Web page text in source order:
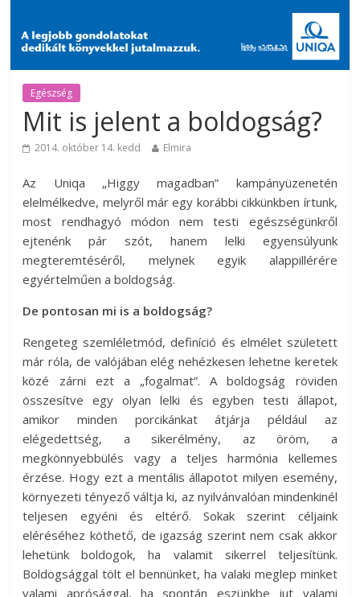
Egészség
Mit is jelent a boldogság?
2014. október 14. kedd Elmira
Az Uniqa „Higgy magadban” kampányüzenetén
elelmélkedve, melyről már egy korábbi cikkünkben írtunk,
most rendhagyó módon nem testi egészségünkről
ejtenénk pár szót, hanem lelki egyensúlyunk
megteremtéséről, melynek egyik alappillérére
egyértelműen a boldogság.
De pontosan mi is a boldogság?
Rengeteg szemléletmód, definíció és elmélet született
már róla, de valójában elég nehézkesen lehetne keretek
közé zárni ezt a „fogalmat”. A boldogság röviden
összesítve egy olyan lelki és egyben testi állapot,
amikor minden porcikánkat átjárja például az
elégedettség, a sikerélmény, az öröm, a
megkönnyebbülés vagy a teljes harmónia kellemes
érzése. Hogy ezt a mentális állapotot milyen esemény,
környezeti tényező váltja ki, az nyilvánvalóan mindenkinél
teljesen egyéni és eltérő. Sokak szerint céljaink
eléréséhez köthető, de igazság szerint nem csak akkor
lehetünk boldogok, ha valamit sikerrel teljesítünk.
Boldogsággal tölt el bennünket, ha valaki meglep minket
valami aprósággal, ha spontán eszünkbe jut valami